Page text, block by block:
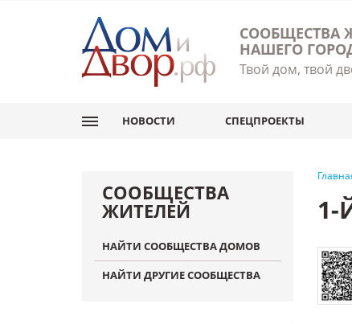
СООБЩЕСТВА
НАШЕГО
Твой дом, твой
НОВОСТИ СПЕЦПРОЕКТЫ
1-
СООБЩЕСТВА
ЖИТЕЛЕЙ
НАЙТИ СООБЩЕСТВА ДОМОВ
НАЙТИ ДРУГИЕ СООБЩЕСТВА